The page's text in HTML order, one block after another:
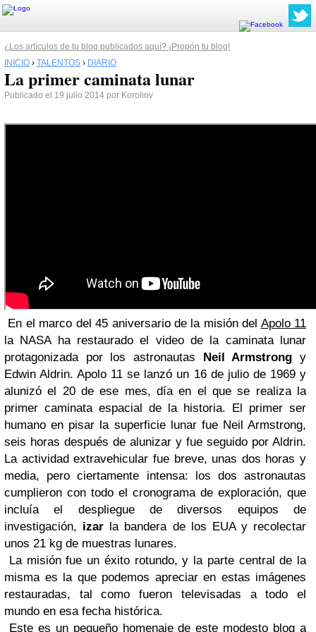
¿Los artículos de tu blog publicados aquí? ¡Propón tu blog!
INICIO › TALENTOS › DIARIO
La primer caminata lunar
Publicado el 19 julio 2014 por Koroliov
En el marco del 45 aniversario de la misión del Apolo 11
la NASA ha restaurado el video de la caminata lunar
protagonizada por los astronautas Neil Armstrong y
Edwin Aldrin. Apolo 11 se lanzó un 16 de julio de 1969 y
alunizó el 20 de ese mes, día en el que se realiza la
primer caminata espacial de la historia. El primer ser
humano en pisar la superficie lunar fue Neil Armstrong,
seis horas después de alunizar y fue seguido por Aldrin.
La actividad extravehicular fue breve, unas dos horas y
media, pero ciertamente intensa: los dos astronautas
cumplieron con todo el cronograma de exploración, que
incluía el despliegue de diversos equipos de
investigación, izar la bandera de los EUA y recolectar
unos 21 kg de muestras lunares.
La misión fue un éxito rotundo, y la parte central de la
misma es la que podemos apreciar en estas imágenes
restauradas, tal como fueron televisadas a todo el
mundo en esa fecha histórica.
Este es un pequeño homenaje de este modesto blog a